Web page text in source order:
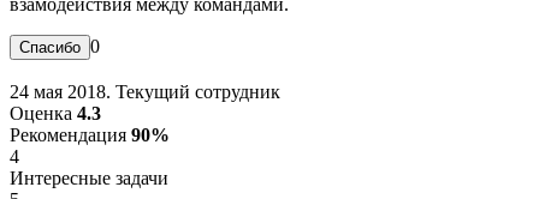
0
24 мая 2018. Текущий сотрудник
Оценка 4.3
Рекомендация 90%
4
Интересные задачи